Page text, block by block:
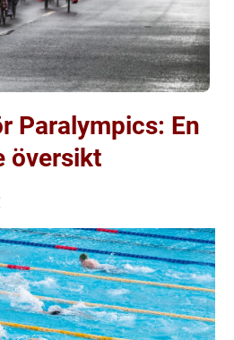
Paralympics: En
översikt